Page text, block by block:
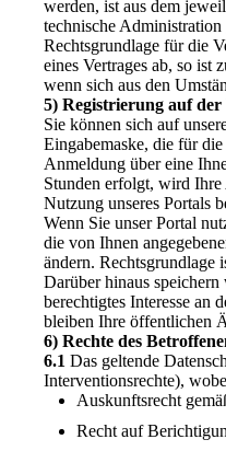
werden, ist aus dem
technische
Rechtsgrundlage für die
eines Vertrages ab, so
wenn sich aus den
5) Registrierung auf der
Sie können sich auf
Eingabemaske, die für
Anmeldung über eine
Stunden erfolgt, wird
Nutzung unseres Portals
Wenn Sie unser Portal
die von Ihnen
ändern.
Darüber hinaus
berechtigtes Interesse an
bleiben Ihre öffentlichen
6) Rechte des
6.1 Das geltende
Interventionsrechte),
Auskunftsrecht
Recht auf